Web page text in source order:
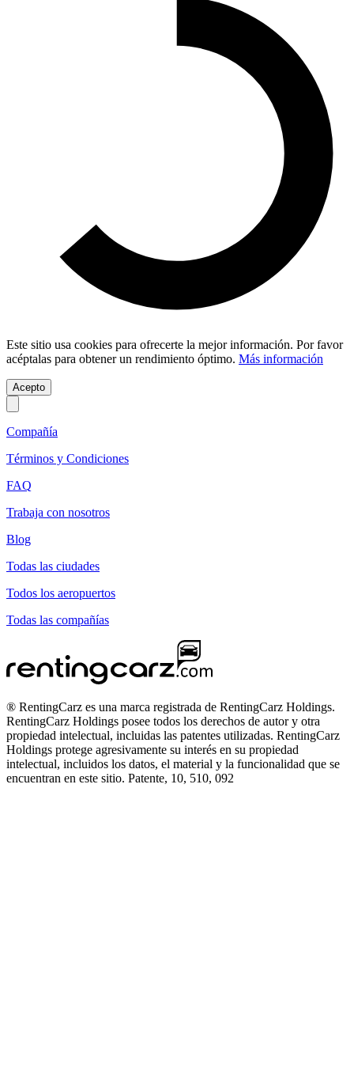
Este sitio usa cookies para ofrecerte la mejor información. Por favor
acéptalas para obtener un rendimiento óptimo. Más información
Acepto
Compañía
Términos y Condiciones
FAQ
Trabaja con nosotros
Blog
Todas las ciudades
Todos los aeropuertos
Todas las compañías
® RentingCarz es una marca registrada de RentingCarz Holdings.
RentingCarz Holdings posee todos los derechos de autor y otra
propiedad intelectual, incluidas las patentes utilizadas. RentingCarz
Holdings protege agresivamente su interés en su propiedad
intelectual, incluidos los datos, el material y la funcionalidad que se
encuentran en este sitio. Patente, 10, 510, 092